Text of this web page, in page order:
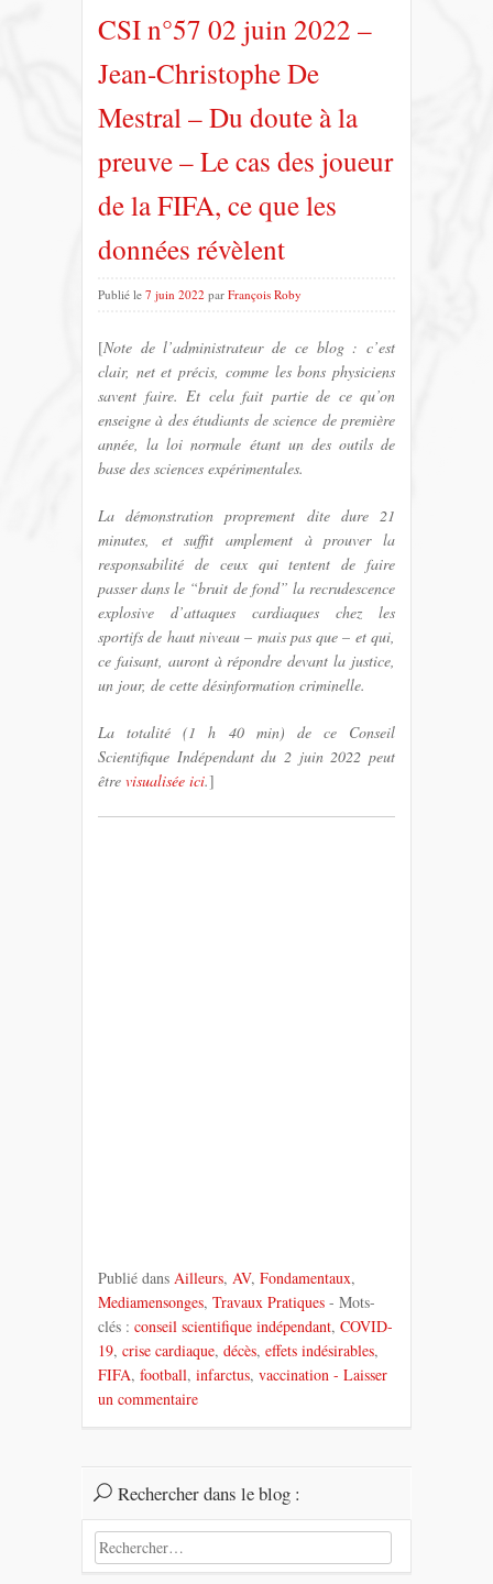
CSI n°57 02 juin 2022 –
Jean-Christophe De
Mestral – Du doute à la
preuve – Le cas des joueur
de la FIFA, ce que les
données révèlent
Publié le 7 juin 2022 par François Roby
[Note de l’administrateur de ce blog : c’est
clair, net et précis, comme les bons physiciens
savent faire. Et cela fait partie de ce qu’on
enseigne à des étudiants de science de première
année, la loi normale étant un des outils de
base des sciences expérimentales.
La démonstration proprement dite dure 21
minutes, et suffit amplement à prouver la
responsabilité de ceux qui tentent de faire
passer dans le “bruit de fond” la recrudescence
explosive d’attaques cardiaques chez les
sportifs de haut niveau – mais pas que – et qui,
ce faisant, auront à répondre devant la justice,
un jour, de cette désinformation criminelle.
La totalité (1 h 40 min) de ce Conseil
Scientifique Indépendant du 2 juin 2022 peut
être visualisée ici.]
Publié dans Ailleurs, AV, Fondamentaux,
Mediamensonges, Travaux Pratiques - Mots-
clés : conseil scientifique indépendant, COVID-
19, crise cardiaque, décès, effets indésirables,
FIFA, football, infarctus, vaccination - Laisser
un commentaire
Rechercher dans le blog :
Rechercher :